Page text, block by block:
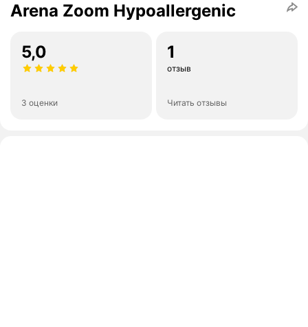
Arena Zoom Hypoallergenic
5,0
3 оценки
1
отзыв
Читать отзывы